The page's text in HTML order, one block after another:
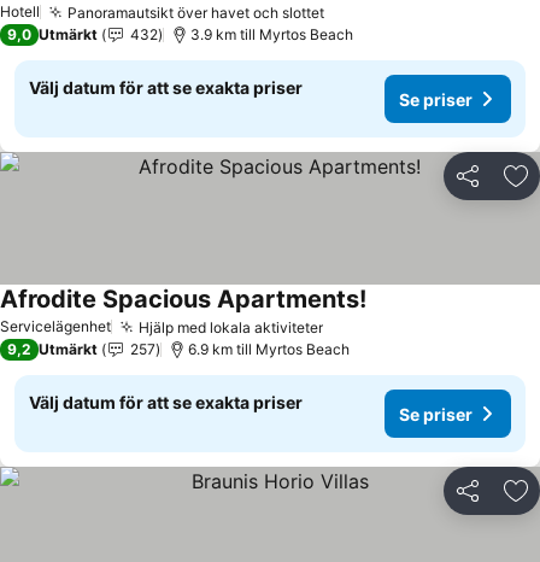
Hotell Panoramautsikt över havet och slottetSe priser
9,0 Utmärkt 432 3.9 km till Myrtos Beach
Välj datum för att se exakta priser
Se priser
Dela
Servicelägenhet Hjälp med lokala aktiviteterSe priser
Afrodite Spacious Apartments!
9,2 Utmärkt 257 6.9 km till Myrtos Beach
Välj datum för att se exakta priser
Se priser
Dela